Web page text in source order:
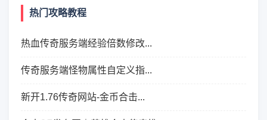
热门攻略教程
热血传奇服务端经验倍数修改...
传奇服务端怪物属性自定义指...
新开1.76传奇网站-金币合击...